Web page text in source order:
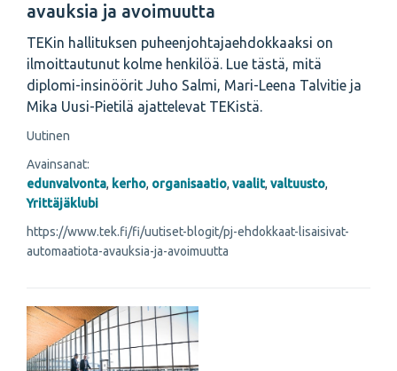
avauksia ja avoimuutta
TEKin hallituksen puheenjohtajaehdokkaaksi on
ilmoittautunut kolme henkilöä. Lue tästä, mitä
diplomi-insinöörit Juho Salmi, Mari-Leena Talvitie ja
Mika Uusi-Pietilä ajattelevat TEKistä.
Uutinen
Avainsanat:
edunvalvonta, kerho, organisaatio, vaalit, valtuusto,
Yrittäjäklubi
https://www.tek.fi/fi/uutiset-blogit/pj-ehdokkaat-lisaisivat-
automaatiota-avauksia-ja-avoimuutta